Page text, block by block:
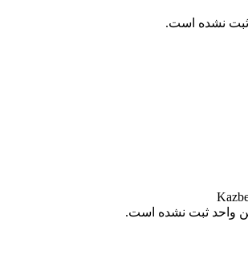
ثبت نشده است.
واحد ثبت نشده است.